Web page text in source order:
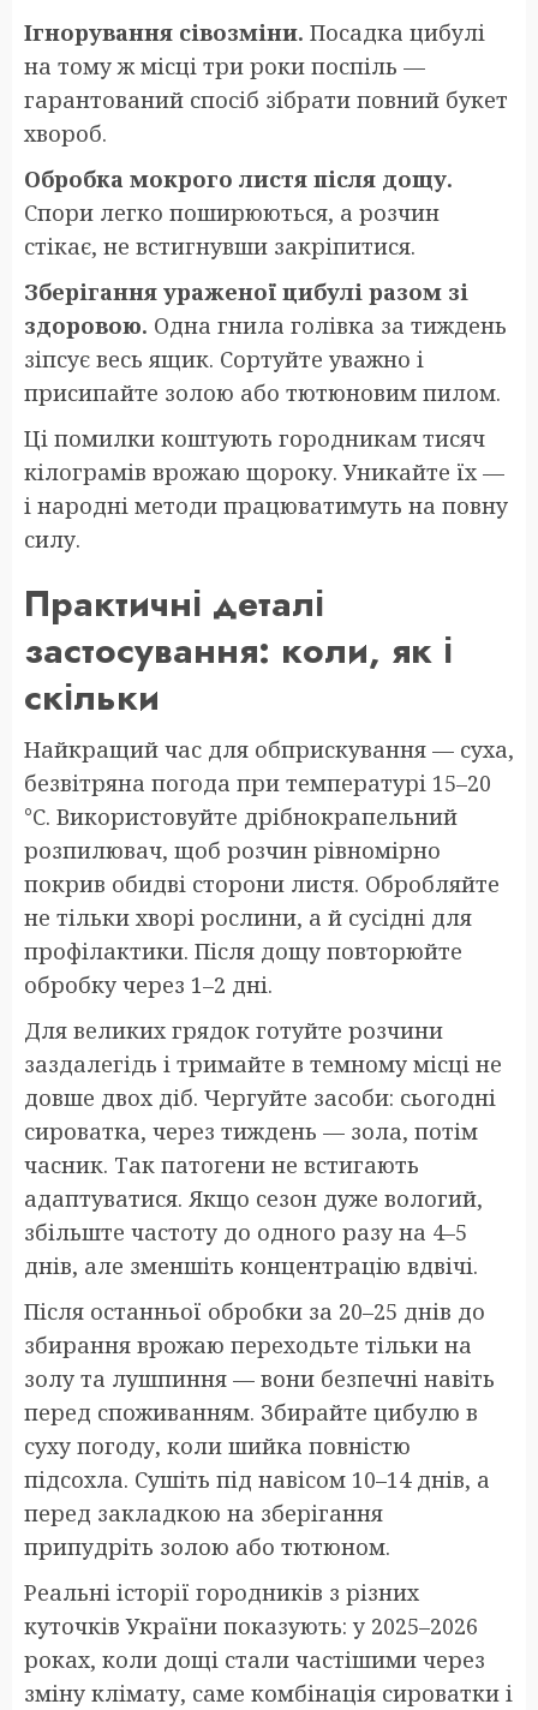
Ігнорування сівозміни. Посадка цибулі
на тому ж місці три роки поспіль —
гарантований спосіб зібрати повний букет
хвороб.
Обробка мокрого листя після дощу.
Спори легко поширюються, а розчин
стікає, не встигнувши закріпитися.
Зберігання ураженої цибулі разом зі
здоровою. Одна гнила голівка за тиждень
зіпсує весь ящик. Сортуйте уважно і
присипайте золою або тютюновим пилом.
Ці помилки коштують городникам тисяч
кілограмів врожаю щороку. Уникайте їх —
і народні методи працюватимуть на повну
силу.
Практичні деталі
застосування: коли, як і
скільки
Найкращий час для обприскування — суха,
безвітряна погода при температурі 15–20
°C. Використовуйте дрібнокрапельний
розпилювач, щоб розчин рівномірно
покрив обидві сторони листя. Обробляйте
не тільки хворі рослини, а й сусідні для
профілактики. Після дощу повторюйте
обробку через 1–2 дні.
Для великих грядок готуйте розчини
заздалегідь і тримайте в темному місці не
довше двох діб. Чергуйте засоби: сьогодні
сироватка, через тиждень — зола, потім
часник. Так патогени не встигають
адаптуватися. Якщо сезон дуже вологий,
збільште частоту до одного разу на 4–5
днів, але зменшіть концентрацію вдвічі.
Після останньої обробки за 20–25 днів до
збирання врожаю переходьте тільки на
золу та лушпиння — вони безпечні навіть
перед споживанням. Збирайте цибулю в
суху погоду, коли шийка повністю
підсохла. Сушіть під навісом 10–14 днів, а
перед закладкою на зберігання
припудріть золою або тютюном.
Реальні історії городників з різних
куточків України показують: у 2025–2026
роках, коли дощі стали частішими через
зміну клімату, саме комбінація сироватки і